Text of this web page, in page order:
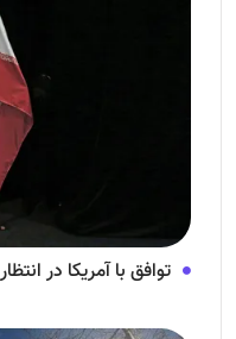
توافق با آمریکا در